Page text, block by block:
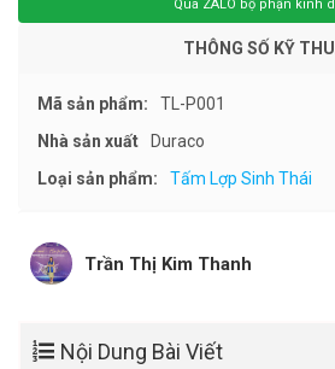
Qua ZALO bộ phận kinh
THÔNG SỐ KỸ
Mã sản phẩm:
TL-P001
Nhà sản xuất
Duraco
Loại sản phẩm:
Tấm Lợp Sinh Thái
Trần Thị Kim Thanh
Nội Dung Bài Viết